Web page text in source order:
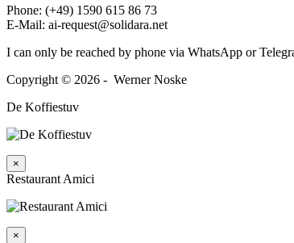
Phone: (+49) 1590 615 86 73
E‑Mail: ai-request@solidara.net
I can only be reached by phone via WhatsApp or
Copyright © 2026 - Werner Noske
De Koffiestuv
×
Restaurant Amici
×